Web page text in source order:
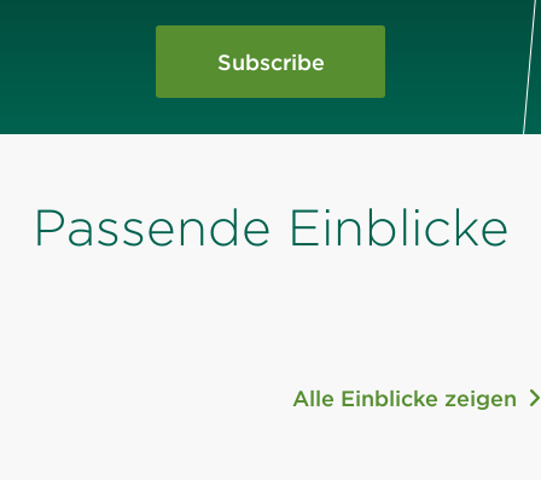
Subscribe
Passende Einblicke
Alle Einblicke zeigen